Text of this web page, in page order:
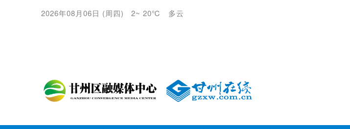
2026年08月06日 (周四) 2~ 20℃ 多云